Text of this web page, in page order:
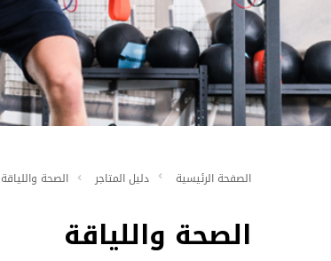
الصفحة الرئيسية دليل المتاجر الصحة واللياقة
الصحة واللياقة